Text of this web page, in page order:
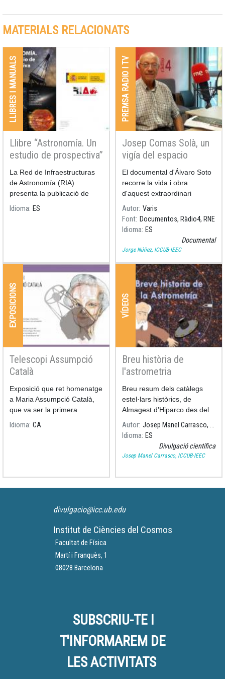
científica del municipi i va
un clar interès per
moderna.
MATERIALS RELACIONATS
LLIBRES I MANUALS
Llibre “Astronomía. Un
estudio de prospectiva”
La Red de Infraestructuras
de Astronomía (RIA)
presenta la publicació de
"Astronomía. Un estudio de
Idioma ES
PREMSA RADIO I TV
Josep Comas Solà, un
vigía del espacio
El documental d'Álvaro Soto
recorre la vida i obra
d'aquest extraordinari
astrònom amb l'ajuda dels
professors d'Història de la
Ciència, Antoni Roca-Rosell i
Pedro Ruiz-Castell. Intervé
també l'actual director de
catedràtic de Física Quàntica
i Astrofísica, Jorge Núñez.
Autor Varis
Font Documentos, Ràdio4, RNE
Idioma ES
Documental
Jorge Núñez, ICCUB-IEEC
EXPOSICIONS
Telescopi Assumpció
Català
Exposició que ret homenatge
a Maria Assumpció Català,
que va ser la primera
professora numerària
Idioma CA
VÍDEOS
Breu història de
l'astrometria
Breu resum dels catàlegs
estel·lars històrics, de
Almagest d’Hiparco des del
catàleg d’estrelles de milions
de milions de Gaia de l’ESA.
Autor
Josep Manel Carrasco, ICCUB-IEEC
Idioma ES
Divulgació científica
Josep Manel Carrasco, ICCUB-IEEC
divulgacio@icc.ub.edu
Institut de Ciències del Cosmos
Facultat de Física
Martí i Franquès, 1
08028 Barcelona
SUBSCRIU-TE I
T'INFORMAREM DE
LES ACTIVITATS